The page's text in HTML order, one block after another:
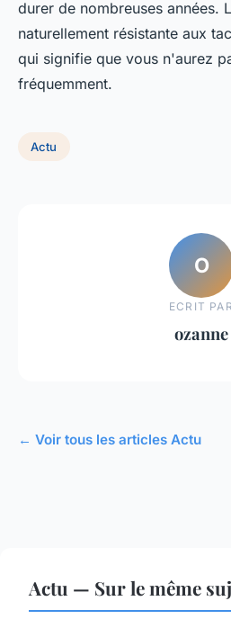
durer de nombreuses années.
naturellement résistante aux
qui signifie que vous n'aurez
fréquemment.
Actu
O
ECRIT PAR
ozanne
← Voir tous les articles Actu
Actu — Sur le même